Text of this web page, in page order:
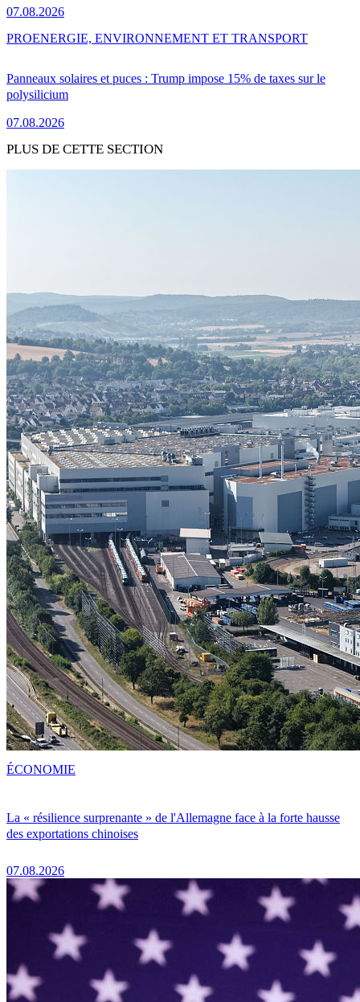
07.08.2026
Panneaux solaires et puces : Trump impose 15% de taxes sur le
polysilicium
07.08.2026
PROENERGIE, ENVIRONNEMENT ET TRANSPORT
PLUS DE CETTE SECTION
La « résilience surprenante » de l'Allemagne face à la forte hausse
des exportations chinoises
07.08.2026
ÉCONOMIE